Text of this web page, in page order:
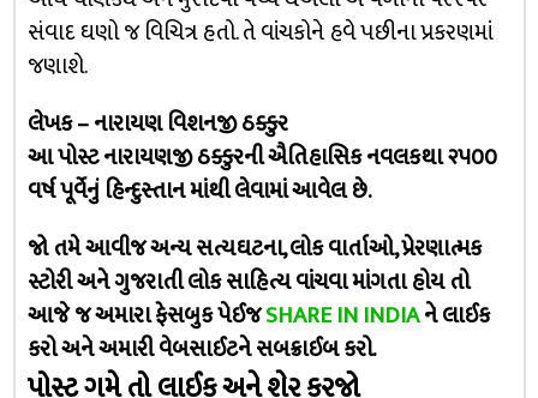
સંવાદ ઘણો જ વિચિત્ર હતો. તે વાંચકોને હવે પછીના પ્રકરણમાં
જણાશે.
લેખક – નારાયણ વિશનજી ઠક્કુર
આ પોસ્ટ નારાયણજી ઠક્કુરની ઐતિહાસિક નવલકથા ૨૫૦૦
વર્ષ પૂર્વેનું હિન્દુસ્તાન માંથી લેવામાં આવેલ છે.
જો તમે આવીજ અન્ય સત્યઘટના, લોક વાર્તાઓ, પ્રેરણાત્મક
સ્ટોરી અને ગુજરાતી લોક સાહિત્ય વાંચવા માંગતા હોય તો
આજે જ અમારા ફેસબુક પેઈજSHARE IN INDIAને લાઈક
કરો અને અમારી વેબસાઈટને સબક્રાઈબ કરો.
પોસ્ટ ગમે તો લાઈક અને શેર કરજો